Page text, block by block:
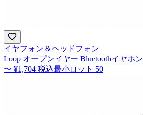
イヤフォン＆ヘッドフォン
Loop オープンイヤー Bluetoothイヤホン
〜 ¥1,704 税込最小ロット 50